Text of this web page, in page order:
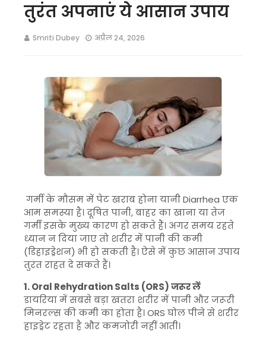
तुरंत अपनाएं ये आसान उपाय
Smriti Dubey अप्रैल 24, 2026
गर्मी के मौसम में पेट खराब होना यानीDiarrhea एक
आम समस्या है। दूषित पानी, बाहर का खाना या तेज
गर्मी इसके मुख्य कारण हो सकते हैं। अगर समय रहते
ध्यान न दिया जाए तो शरीर में पानी की कमी
(डिहाइड्रेशन) भी हो सकती है। ऐसे में कुछ आसान उपाय
तुरंत राहत दे सकते हैं।
1.Oral Rehydration Salts (ORS) जरूर लें
डायरिया में सबसे बड़ा खतरा शरीर में पानी और जरूरी
मिनरल्स की कमी का होता है। ORS घोल पीने से शरीर
हाइड्रेट रहता है और कमजोरी नहीं आती।